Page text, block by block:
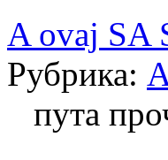
A ovaj SA
Рубрика:
пута